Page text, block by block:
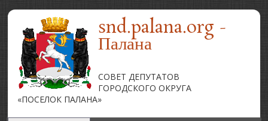
Перейти к основному содержаниюsnd.palana.org -
Палана
СОВЕТ ДЕПУТАТОВ
ГОРОДСКОГО ОКРУГА
«ПОСЕЛОК ПАЛАНА»